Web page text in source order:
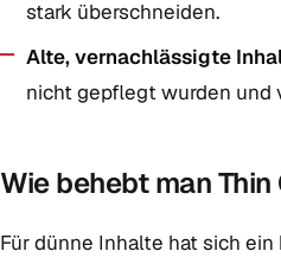
stark überschneiden.
Alte, vernachlässigte
nicht gepflegt wurden und
Wie behebt man
Für dünne Inhalte hat sich